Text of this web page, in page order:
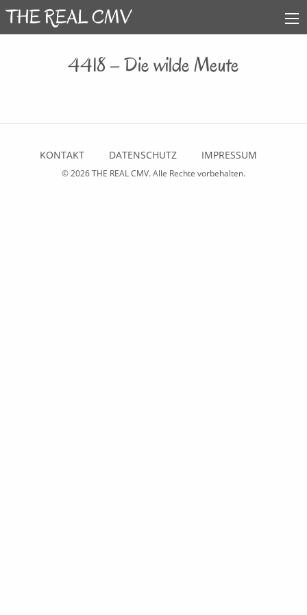
4418 – Die wilde Meute
KONTAKT DATENSCHUTZ IMPRESSUM
© 2026THE REAL CMV. Alle Rechte vorbehalten.